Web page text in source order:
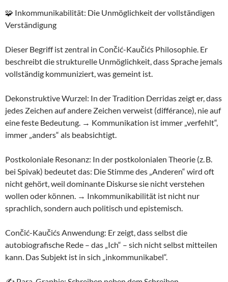
🧩 Inkommunikabilität: Die Unmöglichkeit der vollständigen
Verständigung
Dieser Begriff ist zentral in Cončić-Kaučićs Philosophie. Er
beschreibt die strukturelle Unmöglichkeit, dass Sprache jemals
vollständig kommuniziert, was gemeint ist.
Dekonstruktive Wurzel: In der Tradition Derridas zeigt er, dass
jedes Zeichen auf andere Zeichen verweist (différance), nie auf
eine feste Bedeutung. → Kommunikation ist immer „verfehlt“,
immer „anders“ als beabsichtigt.
Postkoloniale Resonanz: In der postkolonialen Theorie (z. B.
bei Spivak) bedeutet das: Die Stimme des „Anderen“ wird oft
nicht gehört, weil dominante Diskurse sie nicht verstehen
wollen oder können. → Inkommunikabilität ist nicht nur
sprachlich, sondern auch politisch und epistemisch.
Cončić-Kaučićs Anwendung: Er zeigt, dass selbst die
autobiografische Rede – das „Ich“ – sich nicht selbst mitteilen
kann. Das Subjekt ist in sich „inkommunikabel“.